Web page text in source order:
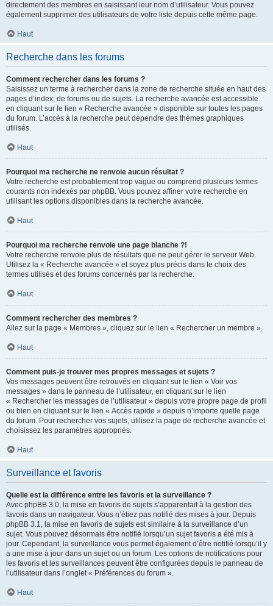
directement des membres en saisissant leur nom d’utilisateur. Vous pouvez
également supprimer des utilisateurs de votre liste depuis cette même page.
Haut
Recherche dans les forums
Comment rechercher dans les forums ?
Saisissez un terme à rechercher dans la zone de recherche située en haut des
pages d’index, de forums ou de sujets. La recherche avancée est accessible
en cliquant sur le lien « Recherche avancée » disponible sur toutes les pages
du forum. L’accès à la recherche peut dépendre des thèmes graphiques
utilisés.
Haut
Pourquoi ma recherche ne renvoie aucun résultat ?
Votre recherche est probablement trop vague ou comprend plusieurs termes
courants non indexés par phpBB. Vous pouvez affiner votre recherche en
utilisant les options disponibles dans la recherche avancée.
Haut
Pourquoi ma recherche renvoie une page blanche ?!
Votre recherche renvoie plus de résultats que ne peut gérer le serveur Web.
Utilisez la « Recherche avancée » et soyez plus précis dans le choix des
termes utilisés et des forums concernés par la recherche.
Haut
Comment rechercher des membres ?
Allez sur la page « Membres », cliquez sur le lien « Rechercher un membre ».
Haut
Comment puis-je trouver mes propres messages et sujets ?
Vos messages peuvent être retrouvés en cliquant sur le lien « Voir vos
messages » dans le panneau de l’utilisateur, en cliquant sur le lien
« Rechercher les messages de l’utilisateur » depuis votre propre page de profil
ou bien en cliquant sur le lien « Accès rapide » depuis n’importe quelle page
du forum. Pour rechercher vos sujets, utilisez la page de recherche avancée et
choisissez les paramètres appropriés.
Haut
Surveillance et favoris
Quelle est la différence entre les favoris et la surveillance ?
Avec phpBB 3.0, la mise en favoris de sujets s’apparentait à la gestion des
favoris dans un navigateur. Vous n’étiez pas notifié des mises à jour. Depuis
phpBB 3.1, la mise en favoris de sujets est similaire à la surveillance d’un
sujet. Vous pouvez désormais être notifié lorsqu’un sujet favoris a été mis à
jour. Cependant, la surveillance vous permet également d’être notifié lorsqu’il y
a une mise à jour dans un sujet ou un forum. Les options de notifications pour
les favoris et les surveillances peuvent être configurées depuis le panneau de
l’utilisateur dans l’onglet « Préférences du forum ».
Haut